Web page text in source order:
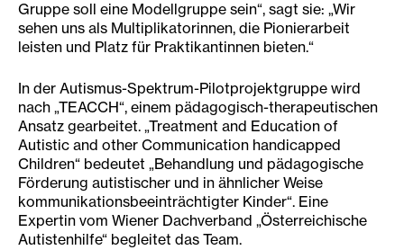
Gruppe soll eine Modellgruppe sein“, sagt sie: „Wir
sehen uns als Multiplikatorinnen, die Pionierarbeit
leisten und Platz für Praktikantinnen bieten.“
In der Autismus-Spektrum-Pilotprojektgruppe wird
nach „TEACCH“, einem pädagogisch-therapeutischen
Ansatz gearbeitet. „Treatment and Education of
Autistic and other Communication handicapped
Children“ bedeutet „Behandlung und pädagogische
Förderung autistischer und in ähnlicher Weise
kommunikationsbeeinträchtigter Kinder“. Eine
Expertin vom Wiener Dachverband „Österreichische
Autistenhilfe“ begleitet das Team.